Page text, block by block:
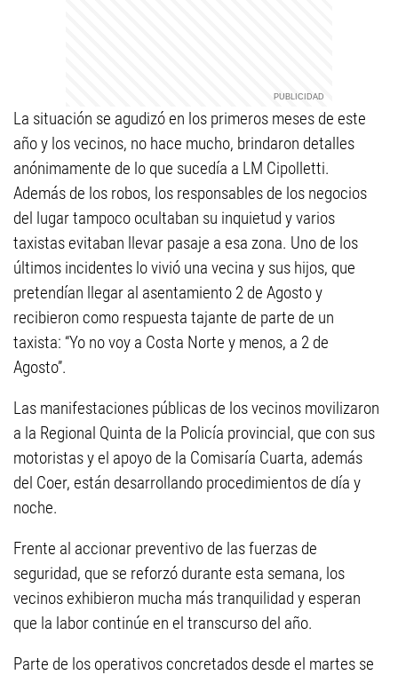
La situación se agudizó en los primeros meses de este
año y los vecinos, no hace mucho, brindaron detalles
anónimamente de lo que sucedía a LM Cipolletti.
Además de los robos, los responsables de los negocios
del lugar tampoco ocultaban su inquietud y varios
taxistas evitaban llevar pasaje a esa zona. Uno de los
últimos incidentes lo vivió una vecina y sus hijos, que
pretendían llegar al asentamiento 2 de Agosto y
recibieron como respuesta tajante de parte de un
taxista: “Yo no voy a Costa Norte y menos, a 2 de
Agosto”.
Las manifestaciones públicas de los vecinos movilizaron
a la Regional Quinta de la Policía provincial, que con sus
motoristas y el apoyo de la Comisaría Cuarta, además
del Coer, están desarrollando procedimientos de día y
noche.
Frente al accionar preventivo de las fuerzas de
seguridad, que se reforzó durante esta semana, los
vecinos exhibieron mucha más tranquilidad y esperan
que la labor continúe en el transcurso del año.
Parte de los operativos concretados desde el martes se